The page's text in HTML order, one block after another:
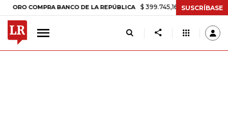
BANCO DE LA REPÚBLICA $ 399.745,16 +$ 2.295,71 +0,58%
SUSCRÍBASE